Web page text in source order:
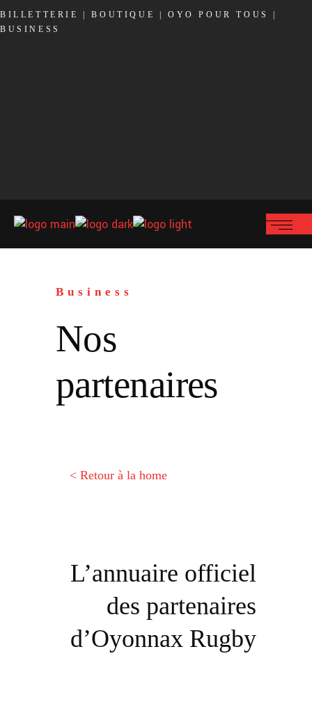
BILLETTERIE |BOUTIQUE |OYO POUR TOUS
BUSINESS
Business
Nos
partenaires
< Retour à la home
L’annuaire officiel
des partenaires
d’Oyonnax Rugby